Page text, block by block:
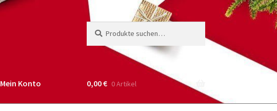
nach:
Mein Konto 0,00€ 0 Artikel